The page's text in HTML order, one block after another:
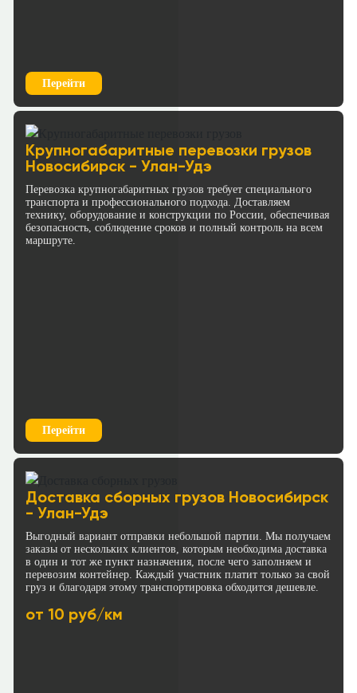
Перейти
Крупногабаритные перевозки грузов
Новосибирск - Улан-Удэ
Перевозка крупногабаритных грузов требует специального
транспорта и профессионального подхода. Доставляем
технику, оборудование и конструкции по России, обеспечивая
безопасность, соблюдение сроков и полный контроль на всем
маршруте.
Перейти
Доставка сборных грузов Новосибирск
- Улан-Удэ
Выгодный вариант отправки небольшой партии. Мы получаем
заказы от нескольких клиентов, которым необходима доставка
в один и тот же пункт назначения, после чего заполняем и
перевозим контейнер. Каждый участник платит только за свой
груз и благодаря этому транспортировка обходится дешевле.
от 10 руб/км